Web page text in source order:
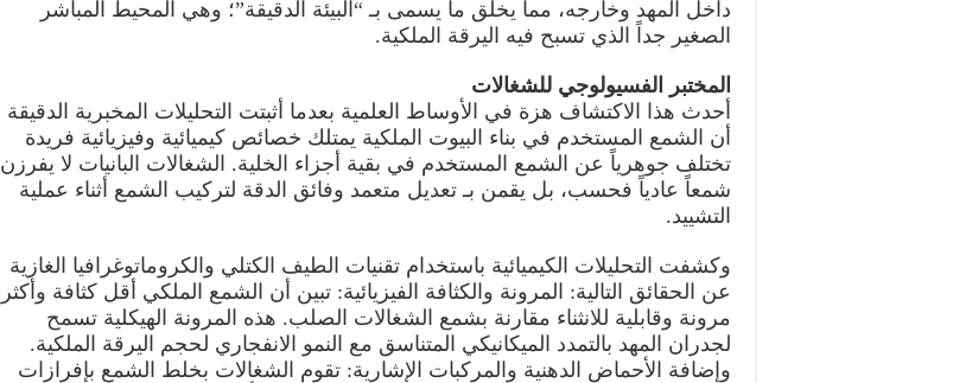
داخل المهد وخارجه، مما يخلق ما يسمى بـ “البيئة الدقيقة”؛ وهي المحيط المباشر
الصغير جداً الذي تسبح فيه اليرقة الملكية.
المختبر الفسيولوجي للشغالات
أحدث هذا الاكتشاف هزة في الأوساط العلمية بعدما أثبتت التحليلات المخبرية الدقيقة
أن الشمع المستخدم في بناء البيوت الملكية يمتلك خصائص كيميائية وفيزيائية فريدة
تختلف جوهرياً عن الشمع المستخدم في بقية أجزاء الخلية. الشغالات البانيات لا يفرزن
شمعاً عادياً فحسب، بل يقمن بـ تعديل متعمد وفائق الدقة لتركيب الشمع أثناء عملية
التشييد.
وكشفت التحليلات الكيميائية باستخدام تقنيات الطيف الكتلي والكروماتوغرافيا الغازية
عن الحقائق التالية: المرونة والكثافة الفيزيائية: تبين أن الشمع الملكي أقل كثافة وأكثر
مرونة وقابلية للانثناء مقارنة بشمع الشغالات الصلب. هذه المرونة الهيكلية تسمح
لجدران المهد بالتمدد الميكانيكي المتناسق مع النمو الانفجاري لحجم اليرقة الملكية.
وإضافة الأحماض الدهنية والمركبات الإشارية: تقوم الشغالات بخلط الشمع بإفرازات